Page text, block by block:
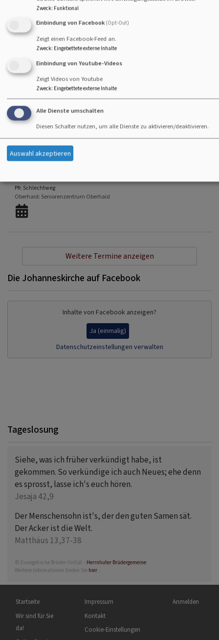
Hallstadt
Johanneskirche Hallstadt
So, 6.9. 10 Uhr
Gottesdienst für Klein und Groß zur Kirchweih in
Gleisenau
Pfrin.Schimmel
Ebelsbach-Gleisenau
Fr, 11.9. 9:30 Uhr
Pfr. Schlechtweg
Oberhaid Seniorenzentrum Oberhaid
Weitere Termine anzeigen
Die Johanneskirche auf Facebook
Inhalte von Facebook anzeigen?
Ja (einmalig)
Datenschutzeinstellungen verwalten
Tageslosung
Siehe, was ich früher verkündigt habe, ist
gekommen. So verkündige ich auch Neues; ehe denn
es sprosst, lasse ich's euch hören.
Jesaja 42,9
Der Menschensohn ist's, der den guten Samen sät.
Der Acker ist die Welt.
Matthäus 13,37-38
© Evangelische Brüder-Unität – Herrnhuter Brüdergemeine
Weitere Informationen finden Sie hier .
Hauptnavigation
Startseite
Wir sind für Sie
da!
Fußbereichsmenü
Impressum
Kontakt
Cookie-Einstellungen
Benutzermenü
Anmelden
Zweck: Funktional
Einbindung von Facebook (Opt-Out)
Zeigt einen Facebook-Feed an.
Zweck: Eingebettete externe Inhalte
Einbindung von Youtube-Videos
Zeigt Videos von Youtube
Zweck: Eingebettete externe Inhalte
Alle Dienste umschalten
Diesen Schalter nutzen, um alle Dienste zu aktivieren/deaktivieren.
Auswahl akzeptieren